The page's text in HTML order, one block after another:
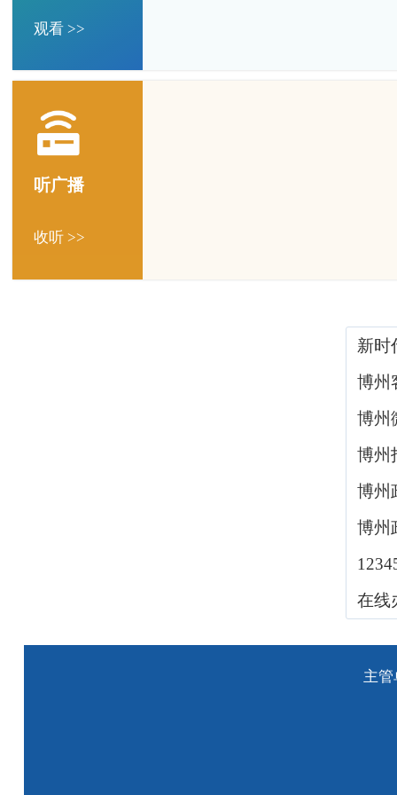
观看 >>
听广播
收听 >>
新时
博州
博州
博州
博州
博州
在线
主